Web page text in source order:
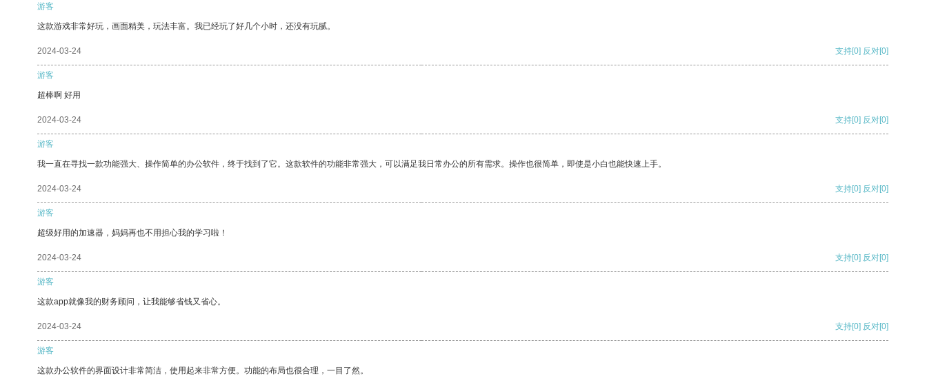
游客
这款游戏非常好玩，画面精美，玩法丰富。我已经玩了好几个小时，还没有玩腻。
2024-03-24 支持[0] 反对[0]
游客
超棒啊 好用
2024-03-24 支持[0] 反对[0]
游客
我一直在寻找一款功能强大、操作简单的办公软件，终于找到了它。这款软件的功能非常强大，可以满足我日常办公的所有需求。操作也很简单，即使是小白也能快速上手。
2024-03-24 支持[0] 反对[0]
游客
超级好用的加速器，妈妈再也不用担心我的学习啦！
2024-03-24 支持[0] 反对[0]
游客
这款app就像我的财务顾问，让我能够省钱又省心。
2024-03-24 支持[0] 反对[0]
游客
这款办公软件的界面设计非常简洁，使用起来非常方便。功能的布局也很合理，一目了然。